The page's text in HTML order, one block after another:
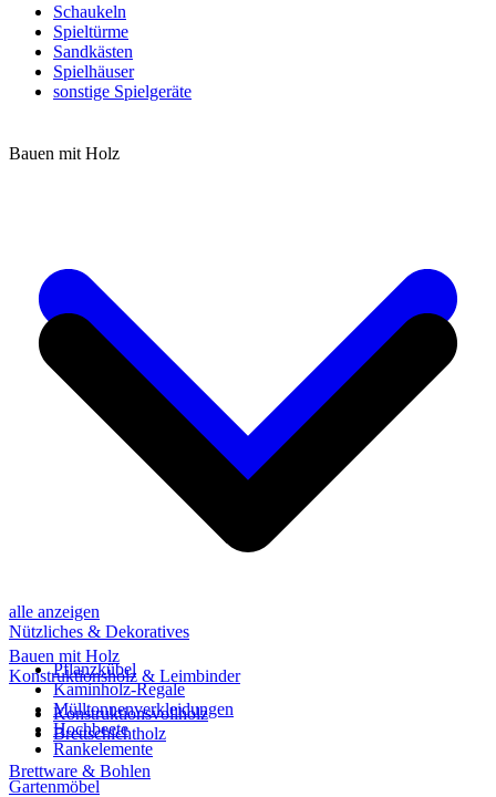
Schaukeln
Spieltürme
Sandkästen
Spielhäuser
sonstige Spielgeräte
alle anzeigen
Nützliches & Dekoratives
Pflanzkübel
Kaminholz-Regale
Mülltonnenverkleidungen
Hochbeete
Rankelemente
Gartenmöbel
Bauen mit Holz
Bauen mit Holz
Konstruktionsholz & Leimbinder
Konstruktionsvollholz
Brettschichtholz
Brettware & Bohlen